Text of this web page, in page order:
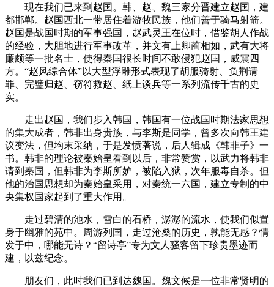
现在我们已来到赵国。韩、赵、魏三家分晋建立赵国，建
都邯郸。赵国西北一带居住着游牧民族，他们善于骑马射箭。
赵国是战国时期的军事强国，赵武灵王在位时，借鉴胡人作战
的经验，大胆地进行军事改革，并文有上卿蔺相如，武有大将
廉颇等一批名士，使得秦国很长时间不敢侵犯赵国，威震四
方。“赵风综合体”以大型浮雕形式表现了胡服骑射、负荆请
罪、完璧归赵、窃符救赵、纸上谈兵等一系列流传千古的史
实。
走出赵国，我们步入韩国，韩国有一位战国时期法家思想
的集大成者，韩非出身贵族，与李斯是同学，曾多次向韩王建
议变法，但均末采纳，于是发愤著说，后人辑成《韩非子》一
书。韩非的理论被秦始皇看到以后，非常赞赏，以武力将韩非
请到秦国，但韩非为李斯所妒，被陷入狱，次年服毒自杀。但
他的治国思想却为秦始皇采用，对秦统一六国，建立专制的中
央集权国家起到了重大作用。
走过碧清的池水，雪白的石桥，潺潺的流水，使我们似置
身于幽雅的苑中。周游列国，走过沧桑的历史，孰能无感？情
发于中，哪能无诗？“留诗亭”专为文人骚客留下珍贵墨迹而
建，以兹纪念。
朋友们，此时我们已到达魏国。魏文候是一位非常贤明的